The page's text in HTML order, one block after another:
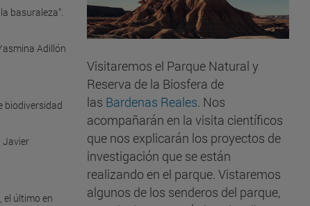
basuraleza”.
Adillón
biodiversidad
Javier
el último en
Visitaremos el Parque Natural y
Reserva de la Biosfera de
las Bardenas Reales. Nos
acompañarán en la visita científicos
que nos explicarán los proyectos de
investigación que se están
realizando en el parque. Vistaremos
algunos de los senderos del parque,